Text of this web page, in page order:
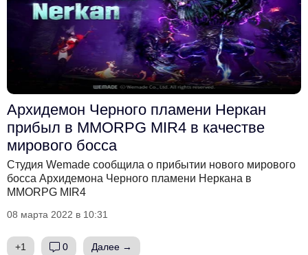
Архидемон Черного пламени Неркан
прибыл в MMORPG MIR4 в качестве
мирового босса
Студия Wemade сообщила о прибытии нового мирового
босса Архидемона Черного пламени Неркана в
MMORPG MIR4
08 марта 2022 в 10:31
+1 0 Далее →